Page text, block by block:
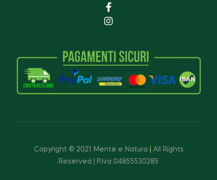
Copyright © 2021 Mente e Natura
All Rights
Reserved | P.Iva 04855530285